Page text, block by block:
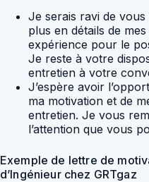
Je serais ravi de
plus en détails de
expérience pour le
Je reste à votre
entretien à votre
J’espère avoir
ma motivation et de
entretien. Je vous
l’attention que vous
Exemple de lettre de
d’Ingénieur chez GRTgaz